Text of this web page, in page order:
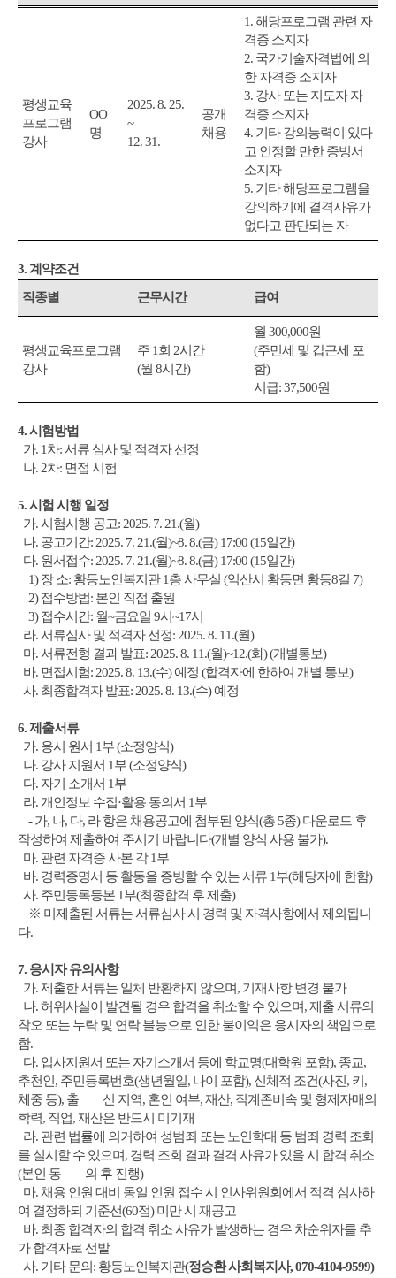
평생교육
프로그램
강사
OO
명
2025. 8. 25.
~
12. 31.
공개
채용
1.해당프로그램 관련 자
격증 소지자
2. 국가기술자격법에 의
한 자격증 소지자
3. 강사 또는 지도자 자
격증 소지자
4. 기타 강의능력이 있다
고 인정할 만한 증빙서
소지자
5. 기타 해당프로그램을
강의하기에 결격사유가
없다고 판단되는 자
3.계약조건
직종별
근무시간 급여
평생교육프로그램
강사
주 1회 2시간
(월 8시간)
월 300,000원
(주민세 및 갑근세 포
함)
시급: 37,500원
4.시험방법
가. 1차:서류 심사 및 적격자 선정
나. 2차: 면접 시험
5.시험 시행 일정
가.시험시행 공고: 2025. 7. 21.(월)
나. 공고기간: 2025. 7. 21.(월)~8. 8.(금) 17:00 (15일간)
다. 원서접수: 2025. 7. 21.(월)~8. 8.(금) 17:00 (15일간)
1)장 소: 황등노인복지관1층 사무실 (익산시 황등면 황등8길 7)
2)접수방법: 본인 직접 출원
3)접수시간: 월~금요일 9시 ~17시
라.서류심사 및 적격자 선정: 2025. 8. 11.(월)
마.서류전형 결과 발표: 2025. 8. 11.(월)~12.(화) (개별통보)
바. 면접시험: 2025. 8. 13.(수)예정 (합격자에 한하여 개별 통보)
사. 최종합격자 발표: 2025. 8. 13.(수)예정
6.제출서류
가. 응시 원서 1부(소정양식)
나. 강사 지원서 1부(소정양식)
다. 자기 소개서 1부
라. 개인정보 수집·활용 동의서 1부
-가, 나, 다, 라 항은 채용공고에 첨부된 양식(총 5종)다운로드 후
작성하여 제출하여 주시기 바랍니다(개별 양식 사용 불가).
마. 관련 자격증 사본 각1부
바. 경력증명서 등 활동을 증빙할 수 있는 서류 1부(해당자에 한함)
사. 주민등록등본 1부(최종합격 후 제출)
※ 미제출된 서류는 서류심사 시 경력 및 자격사항에서 제외됩니
다.
7. 응시자 유의사항
가.제출한 서류는 일체 반환하지 않으며, 기재사항 변경 불가
나.허위사실이 발견될 경우 합격을 취소할 수 있으며,제출 서류의
착오 또는 누락 및 연락 불능으로 인한 불이익은 응시자의 책임으로
함.
다. 입사지원서 또는 자기소개서 등에 학교명(대학원 포함), 종교,
추천인 , 주민등록번호(생년월일, 나이 포함), 신체적 조건(사진 , 키 ,
체중 등), 출 신 지역, 혼인 여부,재산, 직계존비속 및 형제자매의
학력, 직업,재산은 반드시 미기재
라. 관련 법률에 의거하여 성범죄 또는 노인학대 등 범죄 경력 조회
를 실시할 수 있으며, 경력 조회 결과 결격 사유가 있을 시 합격 취소
(본인 동 의 후 진행)
마. 채용 인원 대비 동일 인원 접수 시 인사위원회에서 적격 심사하
여 결정하되 기준선(60점)미만 시 재공고
바. 최종 합격자의 합격 취소 사유가 발생하는 경우 차순위자를 추
가 합격자로 선발
사. 기타 문의 : 황등노인복지관(정승환 사회복지사, 070-4104-9599)